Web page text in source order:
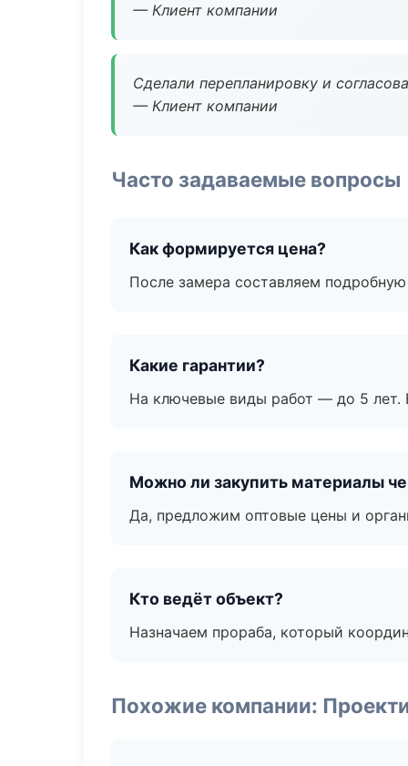
— Клиент компании
Сделали перепланировку и
— Клиент компании
Часто задаваемые вопросы
Как формируется цена?
После замера составляем
Какие гарантии?
На ключевые виды работ — до 5 лет.
Можно ли закупить материалы
Да, предложим оптовые цены и
Кто ведёт объект?
Назначаем прораба, который
Похожие компании: